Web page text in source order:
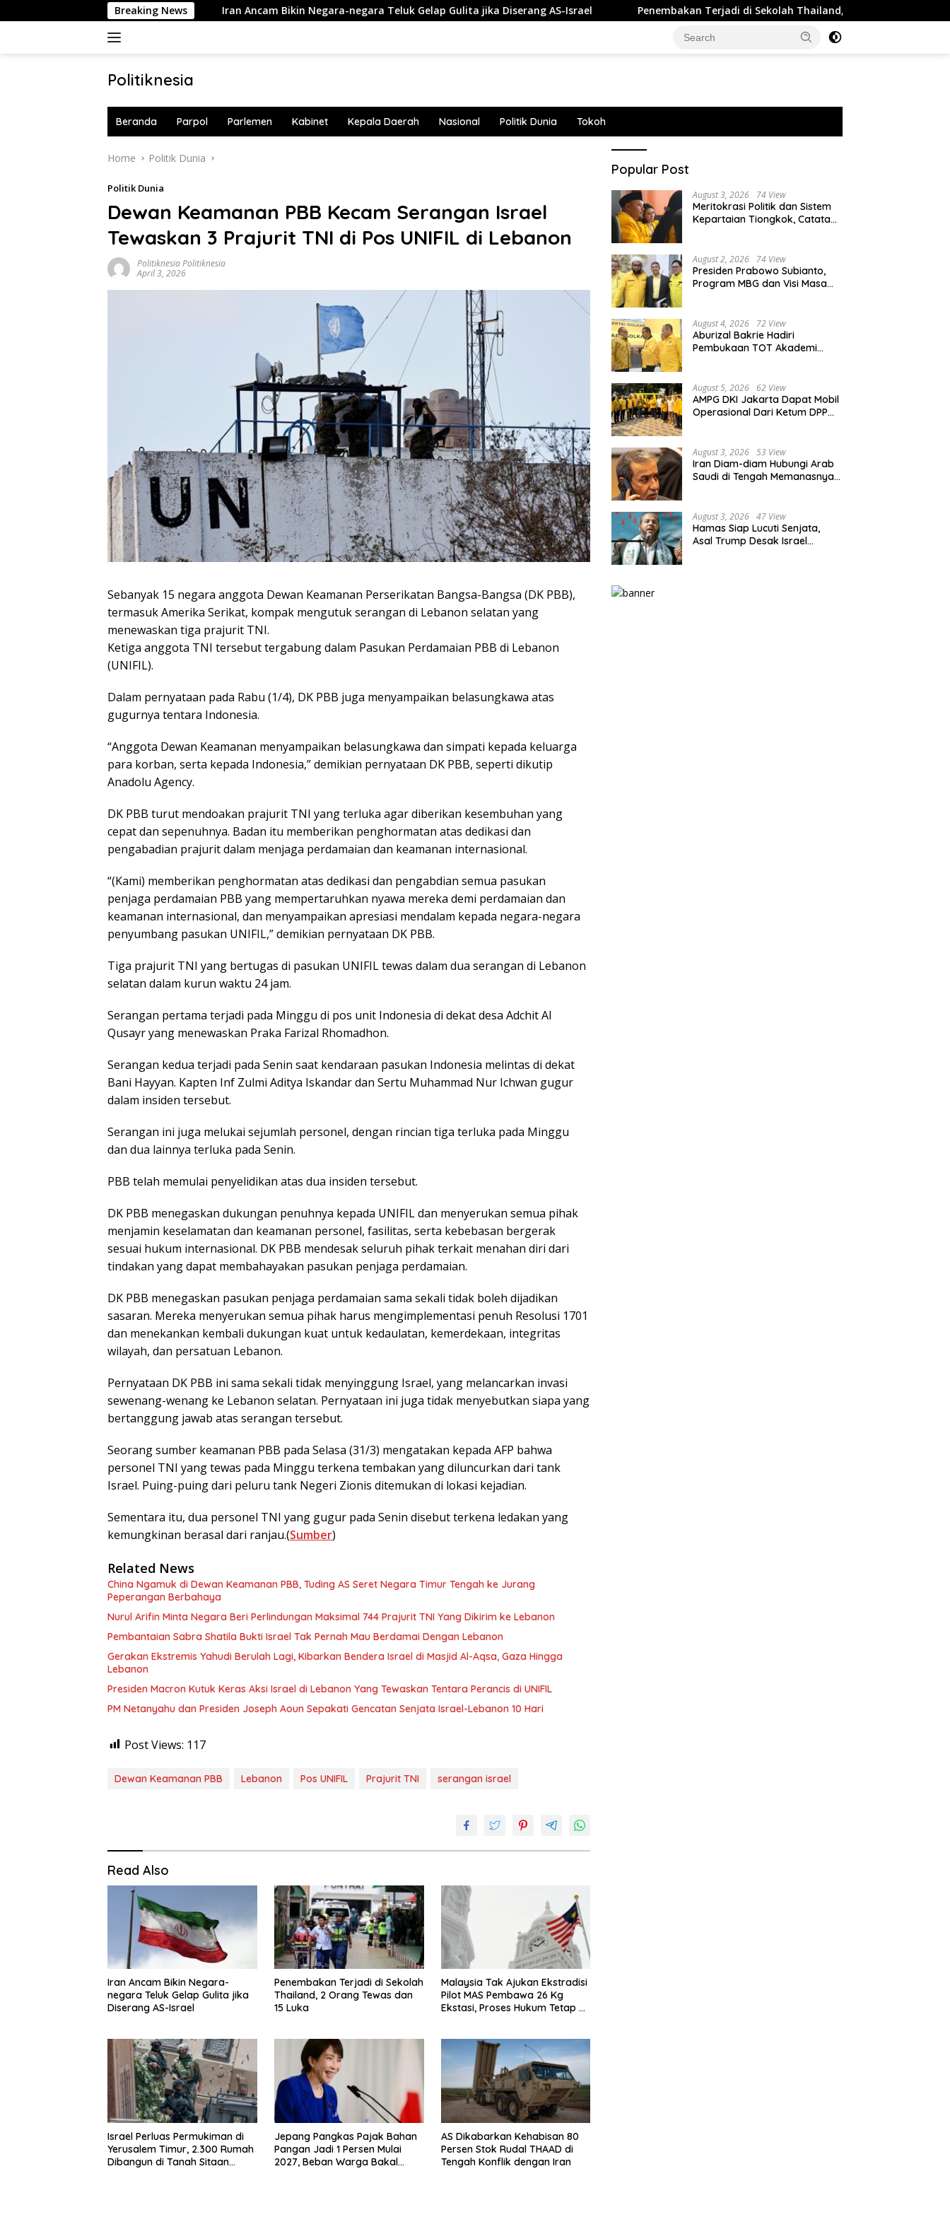
to
Breaking NewsIran Ancam Bikin Negara-negara Teluk Gelap Gulita jika Diserang AS-Israel Penembakan Terjadi di Sekolah Thailand, 2 Orang Tewas dan 15 Luka
Politiknesia
Beranda Parpol Parlemen Kabinet Kepala Daerah Nasional Politik Dunia Tokoh
Home Politik Dunia
Politik Dunia
Dewan Keamanan PBB Kecam Serangan Israel
Tewaskan 3 Prajurit TNI di Pos UNIFIL di Lebanon
Politiknesia Politiknesia
April 3, 2026
Sebanyak 15 negara anggota Dewan Keamanan Perserikatan Bangsa-Bangsa (DK PBB),
termasuk Amerika Serikat, kompak mengutuk serangan di Lebanon selatan yang
menewaskan tiga prajurit TNI.
Ketiga anggota TNI tersebut tergabung dalam Pasukan Perdamaian PBB di Lebanon
(UNIFIL).
Dalam pernyataan pada Rabu (1/4), DK PBB juga menyampaikan belasungkawa atas
gugurnya tentara Indonesia.
“Anggota Dewan Keamanan menyampaikan belasungkawa dan simpati kepada keluarga
para korban, serta kepada Indonesia,” demikian pernyataan DK PBB, seperti dikutip
Anadolu Agency.
DK PBB turut mendoakan prajurit TNI yang terluka agar diberikan kesembuhan yang
cepat dan sepenuhnya. Badan itu memberikan penghormatan atas dedikasi dan
pengabadian prajurit dalam menjaga perdamaian dan keamanan internasional.
“(Kami) memberikan penghormatan atas dedikasi dan pengabdian semua pasukan
penjaga perdamaian PBB yang mempertaruhkan nyawa mereka demi perdamaian dan
keamanan internasional, dan menyampaikan apresiasi mendalam kepada negara-negara
penyumbang pasukan UNIFIL,” demikian pernyataan DK PBB.
Tiga prajurit TNI yang bertugas di pasukan UNIFIL tewas dalam dua serangan di Lebanon
selatan dalam kurun waktu 24 jam.
Serangan pertama terjadi pada Minggu di pos unit Indonesia di dekat desa Adchit Al
Qusayr yang menewaskan Praka Farizal Rhomadhon.
Serangan kedua terjadi pada Senin saat kendaraan pasukan Indonesia melintas di dekat
Bani Hayyan. Kapten Inf Zulmi Aditya Iskandar dan Sertu Muhammad Nur Ichwan gugur
dalam insiden tersebut.
Serangan ini juga melukai sejumlah personel, dengan rincian tiga terluka pada Minggu
dan dua lainnya terluka pada Senin.
PBB telah memulai penyelidikan atas dua insiden tersebut.
DK PBB menegaskan dukungan penuhnya kepada UNIFIL dan menyerukan semua pihak
menjamin keselamatan dan keamanan personel, fasilitas, serta kebebasan bergerak
sesuai hukum internasional. DK PBB mendesak seluruh pihak terkait menahan diri dari
tindakan yang dapat membahayakan pasukan penjaga perdamaian.
DK PBB menegaskan pasukan penjaga perdamaian sama sekali tidak boleh dijadikan
sasaran. Mereka menyerukan semua pihak harus mengimplementasi penuh Resolusi 1701
dan menekankan kembali dukungan kuat untuk kedaulatan, kemerdekaan, integritas
wilayah, dan persatuan Lebanon.
Pernyataan DK PBB ini sama sekali tidak menyinggung Israel, yang melancarkan invasi
sewenang-wenang ke Lebanon selatan. Pernyataan ini juga tidak menyebutkan siapa yang
bertanggung jawab atas serangan tersebut.
Seorang sumber keamanan PBB pada Selasa (31/3) mengatakan kepada AFP bahwa
personel TNI yang tewas pada Minggu terkena tembakan yang diluncurkan dari tank
Israel. Puing-puing dari peluru tank Negeri Zionis ditemukan di lokasi kejadian.
Sementara itu, dua personel TNI yang gugur pada Senin disebut terkena ledakan yang
kemungkinan berasal dari ranjau.(Sumber)
Related News
China Ngamuk di Dewan Keamanan PBB, Tuding AS Seret Negara Timur Tengah ke Jurang
Peperangan Berbahaya
Nurul Arifin Minta Negara Beri Perlindungan Maksimal 744 Prajurit TNI Yang Dikirim ke Lebanon
Pembantaian Sabra Shatila Bukti Israel Tak Pernah Mau Berdamai Dengan Lebanon
Gerakan Ekstremis Yahudi Berulah Lagi, Kibarkan Bendera Israel di Masjid Al-Aqsa, Gaza Hingga
Lebanon
Presiden Macron Kutuk Keras Aksi Israel di Lebanon Yang Tewaskan Tentara Perancis di UNIFIL
PM Netanyahu dan Presiden Joseph Aoun Sepakati Gencatan Senjata Israel-Lebanon 10 Hari
Post Views: 117
Dewan Keamanan PBB Lebanon Pos UNIFIL Prajurit TNI serangan israel
Read Also
Iran Ancam Bikin Negara-
negara Teluk Gelap Gulita jika
Diserang AS-Israel
Penembakan Terjadi di Sekolah
Thailand, 2 Orang Tewas dan
15 Luka
Malaysia Tak Ajukan Ekstradisi
Pilot MAS Pembawa 26 Kg
Ekstasi, Proses Hukum Tetap di
Israel Perluas Permukiman di
Yerusalem Timur, 2.300 Rumah
Dibangun di Tanah Sitaan
Jepang Pangkas Pajak Bahan
Pangan Jadi 1 Persen Mulai
2027, Beban Warga Bakal
AS Dikabarkan Kehabisan 80
Persen Stok Rudal THAAD di
Tengah Konflik dengan Iran
Popular Post
August 3, 2026 74 View
Meritokrasi Politik dan Sistem
Kepartaian Tiongkok, Catatan
August 2, 2026 74 View
Presiden Prabowo Subianto,
Program MBG dan Visi Masa
August 4, 2026 72 View
Aburizal Bakrie Hadiri
Pembukaan TOT Akademi
Berkualitas
August 5, 2026 62 View
AMPG DKI Jakarta Dapat Mobil
Operasional Dari Ketum DPP
August 3, 2026 53 View
Iran Diam-diam Hubungi Arab
Saudi di Tengah Memanasnya
August 3, 2026 47 View
Hamas Siap Lucuti Senjata,
Asal Trump Desak Israel